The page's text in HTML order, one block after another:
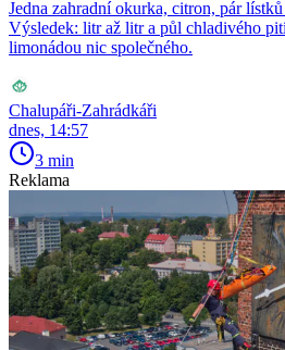
Jedna zahradní okurka, citron, pár
Výsledek: litr až litr a půl chladivého
limonádou nic společného.
Chalupáři-Zahrádkáři
dnes, 14:57
3 min
Reklama